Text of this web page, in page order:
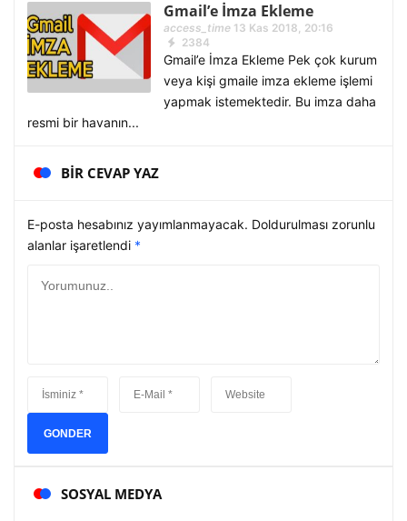
Gmail’e İmza Ekleme
access_time13 Kas 2018, 20:16
2384
Gmail’e İmza Ekleme Pek çok kurum
veya kişi gmaile imza ekleme işlemi
yapmak istemektedir. Bu imza daha
resmi bir havanın...
BIR CEVAP YAZ
E-posta hesabınız yayımlanmayacak. Doldurulması zorunlu
alanlar işaretlendi *
GONDER
SOSYAL MEDYA